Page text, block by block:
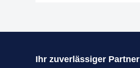
Ihr zuverlässiger Partner